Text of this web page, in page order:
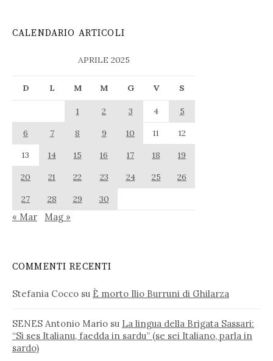
CALENDARIO ARTICOLI
APRILE 2025
D L M M G V S
1 2 3 4
5
6
7 8 9 10 11
12
13
14 15 16 17 18
19
20
21 22 23 24 25
26
27
28 29 30
« Mar Mag »
COMMENTI RECENTI
Stefania Cocco su È morto Ilio Burruni di Ghilarza
SENES Antonio Mario su La lingua della Brigata Sassari:
“Si ses Italianu, faedda in sardu” (se sei Italiano, parla in
sardo)